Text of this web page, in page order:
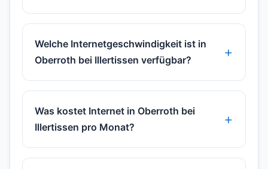
Welche Internetgeschwindigkeit ist in
Oberroth bei Illertissen verfügbar?
Was kostet Internet in Oberroth bei
Illertissen pro Monat?